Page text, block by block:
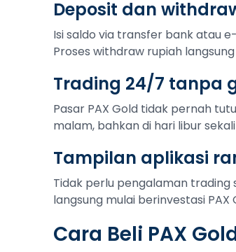
Deposit dan
Isi saldo via transfer bank atau
Proses withdraw rupiah
Trading 24/7 tanpa
Pasar PAX Gold tidak pernah
malam, bahkan di hari libur
Tampilan aplikasi
Tidak perlu pengalaman trading
langsung mulai berinvestasi
Cara Beli PAX